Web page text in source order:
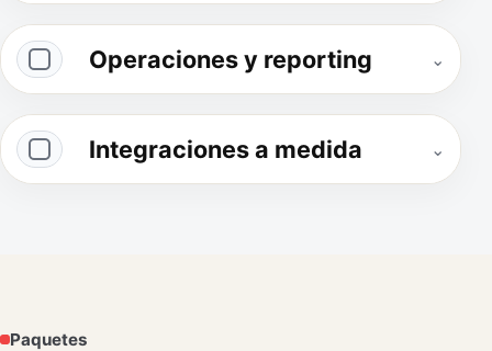
Operaciones y reporting ⌄
Integraciones a medida ⌄
Paquetes